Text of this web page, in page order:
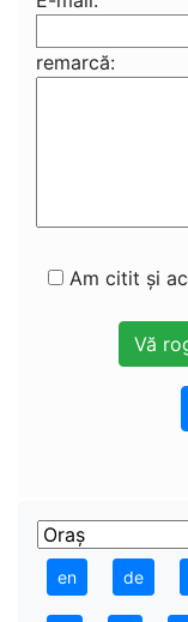
remarcă:
Am citit și
en de